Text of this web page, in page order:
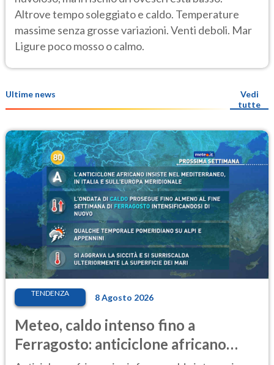
Altrove tempo soleggiato e caldo. Temperature
massime senza grosse variazioni. Venti deboli. Mar
Ligure poco mosso o calmo.
Ultime news
Vedi
tutte
TENDENZA 8 Agosto 2026
Meteo, caldo intenso fino a
Ferragosto: anticiclone africano